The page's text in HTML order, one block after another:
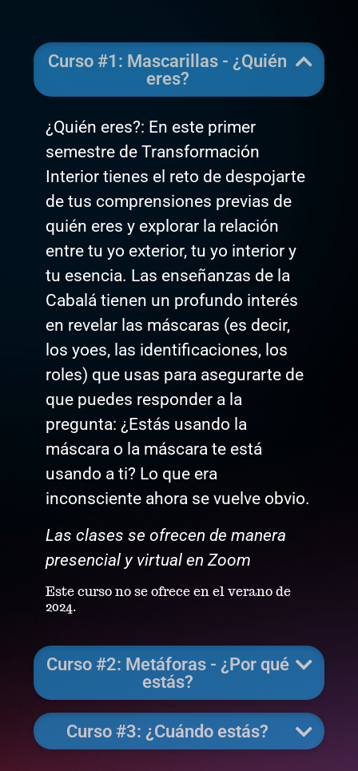
Curso #1: Mascarillas - ¿Quién
eres?
¿Quién eres?: En este primer
semestre de Transformación
Interior tienes el reto de despojarte
de tus comprensiones previas de
quién eres y explorar la relación
entre tu yo exterior, tu yo interior y
tu esencia. Las enseñanzas de la
Cabalá tienen un profundo interés
en revelar las máscaras (es decir,
los yoes, las identificaciones, los
roles) que usas para asegurarte de
que puedes responder a la
pregunta: ¿Estás usando la
máscara o la máscara te está
usando a ti? Lo que era
inconsciente ahora se vuelve obvio.
Las clases se ofrecen de manera
presencial y virtual en Zoom
Este curso no se ofrece en el verano de
2024.
Curso #2: Metáforas - ¿Por qué
estás?
Curso #3: ¿Cuándo estás?